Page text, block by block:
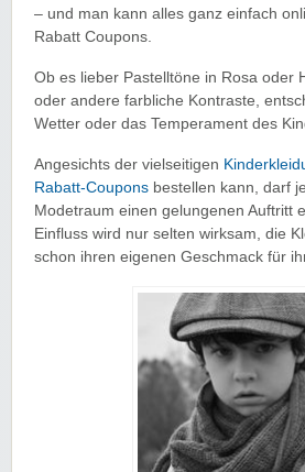
– und man kann alles ganz einfach
Rabatt Coupons.
Ob es lieber Pastelltöne in Rosa oder
oder andere farbliche Kontraste,
Wetter oder das Temperament des
Angesichts der vielseitigen
Rabatt-Coupons bestellen kann, darf
Modetraum einen gelungenen Auftritt
Einfluss wird nur selten wirksam, die
schon ihren eigenen Geschmack für